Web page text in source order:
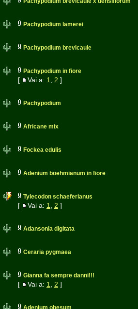
Pachypodium lamerei
Pachypodium brevicaule
Pachypodium in fiore
[ Vai a: 1 2 ]
Pachypodium
Africane mix
Fockea edulis
Adenium boehmianum in fiore
Tylecodon schaeferianus
[ Vai a: 1 2 ]
Adansonia digitata
Ceraria pygmaea
Gianna fa sempre danni!!!
[ Vai a: 1 2 ]
Adenium obesum